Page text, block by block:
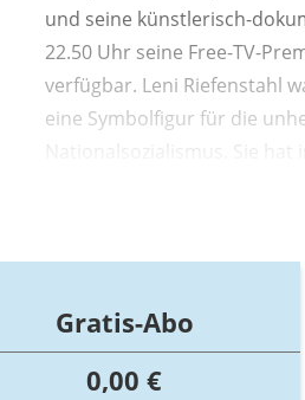
und seine künstlerisch-
22.50 Uhr seine Free-TV-
verfügbar. Leni Riefenstahl
eine Symbolfigur für die
Nationalsozialismus. Sie hat
Gratis-Abo
0,00 €